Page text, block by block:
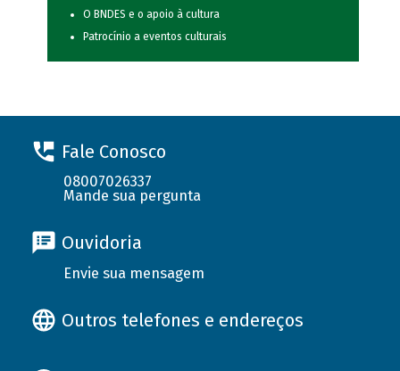
O BNDES e o apoio à cultura
Patrocínio a eventos culturais
Fale Conosco
08007026337
Mande sua pergunta
Ouvidoria
Envie sua mensagem
Outros telefones e endereços